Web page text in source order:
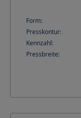
Form:
Presskontur:
Kennzahl:
Pressbreite: